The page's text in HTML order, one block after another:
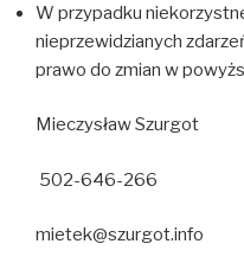
W przypadku
nieprzewidzianych
prawo do zmian w
Mieczysław Szurgot
502-646-266
mietek@szurgot.info